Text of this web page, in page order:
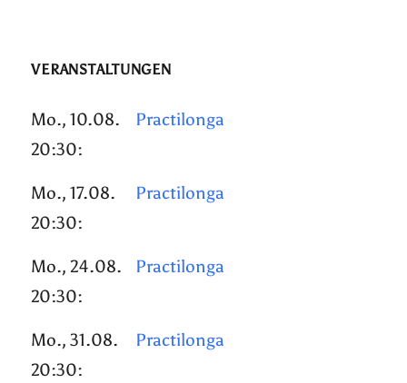
VERANSTALTUNGEN
Mo., 10.08.
20:30:
Practilonga
Mo., 17.08.
20:30:
Practilonga
Mo., 24.08.
20:30:
Practilonga
Mo., 31.08.
20:30:
Practilonga